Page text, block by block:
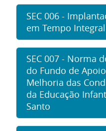
SEC 006 -
em Tempo Integral
SEC 007 - Norma
do Fundo de
Melhoria das
da Educação
Santo